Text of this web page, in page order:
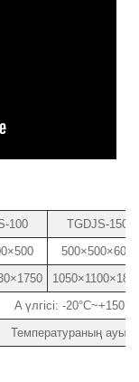
100
TGDJS-150
500×500×600
A үлгісі: -
Температураның